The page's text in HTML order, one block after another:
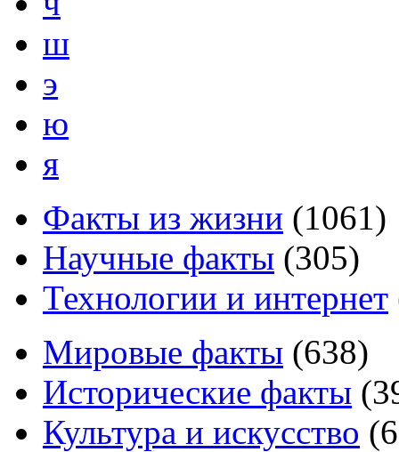
ш
э
ю
я
Факты из жизни (1061)
Научные факты (305)
Технологии и интернет
Мировые факты (638)
Исторические факты (
Культура и искусство (